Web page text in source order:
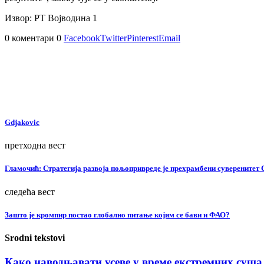
Извор: РТ Војводина 1
0 коментари 0 FacebookTwitterPinterestEmail
Gdjakovic
претходна вест
Гламочић: Стратегија развоја пољопривреде је прехрамбени суверенитет
следећа вест
Зашто је кромпир постао глобално питање којим се бави и ФАО?
Srodni tekstovi